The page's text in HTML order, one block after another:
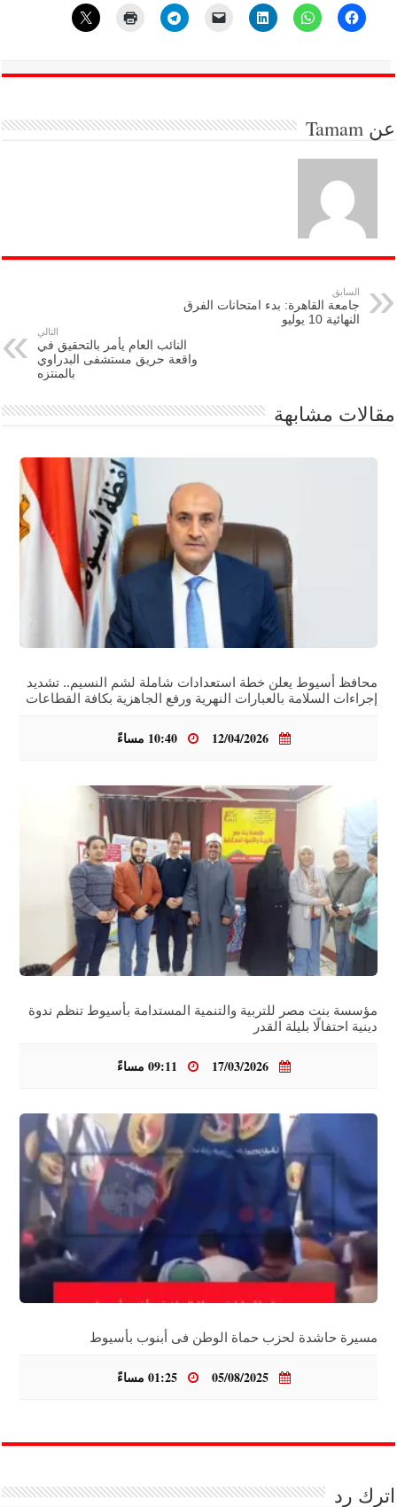
عنTamam
السابق
جامعة القاهرة: بدء امتحانات الفرق
النهائية 10 يوليو
التالي
النائب العام يأمر بالتحقيق في
واقعة حريق مستشفى البدراوي
بالمنتزه
مقالات مشابهة
محافظ أسيوط يعلن خطة استعدادات شاملة لشم النسيم.. تشديد
إجراءات السلامة بالعبارات النهرية ورفع الجاهزية بكافة القطاعات
مؤسسة بنت مصر للتربية والتنمية المستدامة بأسيوط تنظم ندوة
دينية احتفالًا بليلة القدر
مسيرة حاشدة لحزب حماة الوطن فى أبنوب بأسيوط
اترك رد